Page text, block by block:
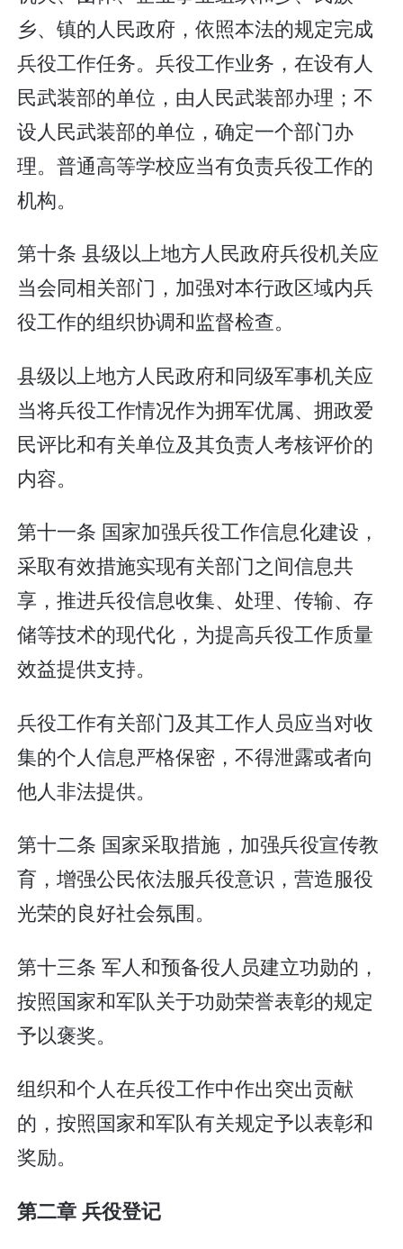
乡、镇的人民政府，依照本法的规定完成
兵役工作任务。兵役工作业务，在设有人
民武装部的单位，由人民武装部办理；不
设人民武装部的单位，确定一个部门办
理。普通高等学校应当有负责兵役工作的
机构。
第十条 县级以上地方人民政府兵役机关应
当会同相关部门，加强对本行政区域内兵
役工作的组织协调和监督检查。
县级以上地方人民政府和同级军事机关应
当将兵役工作情况作为拥军优属、拥政爱
民评比和有关单位及其负责人考核评价的
内容。
第十一条 国家加强兵役工作信息化建设，
采取有效措施实现有关部门之间信息共
享，推进兵役信息收集、处理、传输、存
储等技术的现代化，为提高兵役工作质量
效益提供支持。
兵役工作有关部门及其工作人员应当对收
集的个人信息严格保密，不得泄露或者向
他人非法提供。
第十二条 国家采取措施，加强兵役宣传教
育，增强公民依法服兵役意识，营造服役
光荣的良好社会氛围。
第十三条 军人和预备役人员建立功勋的，
按照国家和军队关于功勋荣誉表彰的规定
予以褒奖。
组织和个人在兵役工作中作出突出贡献
的，按照国家和军队有关规定予以表彰和
奖励。
第二章 兵役登记